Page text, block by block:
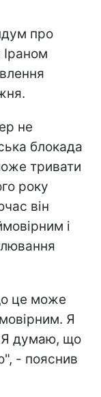
про
не
блокада
тривати
року
він
і
це може
Я
думаю, що
- пояснив